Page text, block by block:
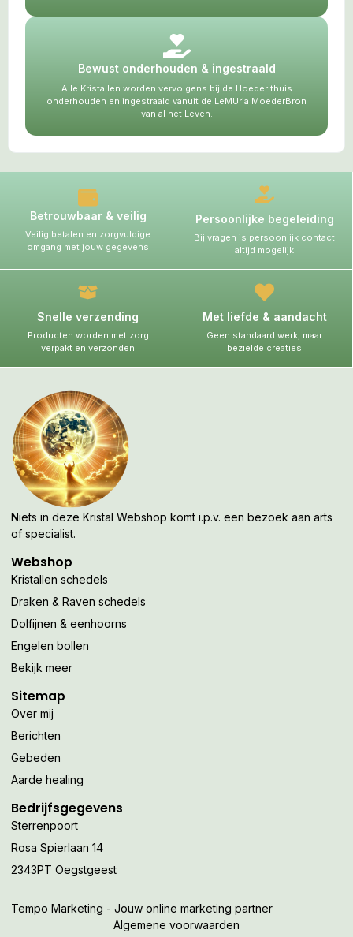
Bewust onderhouden & ingestraald
Alle Kristallen worden vervolgens bij de Hoeder thuis
onderhouden en ingestraald vanuit de LeMUria MoederBron
van al het Leven.
Betrouwbaar & veilig
Veilig betalen en zorgvuldige
omgang met jouw gegevens
Persoonlijke begeleiding
Bij vragen is persoonlijk contact
altijd mogelijk
Snelle verzending
Producten worden met zorg
verpakt en verzonden
Met liefde & aandacht
Geen standaard werk, maar
bezielde creaties
Niets in deze Kristal Webshop komt i.p.v. een bezoek aan arts
of specialist.
Webshop
Kristallen schedels
Draken & Raven schedels
Dolfijnen & eenhoorns
Engelen bollen
Bekijk meer
Sitemap
Over mij
Berichten
Gebeden
Aarde healing
Bedrijfsgegevens
Sterrenpoort
Rosa Spierlaan 14
2343PT Oegstgeest
Tempo Marketing - Jouw online marketing partner
Algemene voorwaarden